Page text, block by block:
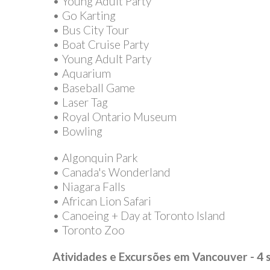
• Go Karting
• Bus City Tour
• Boat Cruise Party
• Young Adult Party
• Aquarium
• Baseball Game
• Laser Tag
• Royal Ontario Museum
• Bowling
• Algonquin Park
• Canada's Wonderland
• Niagara Falls
• African Lion Safari
• Canoeing + Day at Toronto Island
• Toronto Zoo
Atividades e Excursões em Vancouver - 4